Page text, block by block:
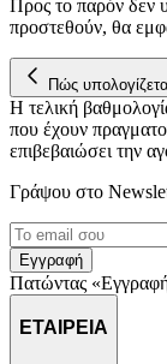
Προς το παρόν δεν
προστεθούν, θα
Πώς
Η τελική
που έχουν
επιβεβαιώσει την
Γράψου στο
Εγγραφή
Πατώντας
ΕΤΑΙΡΕΙΑ